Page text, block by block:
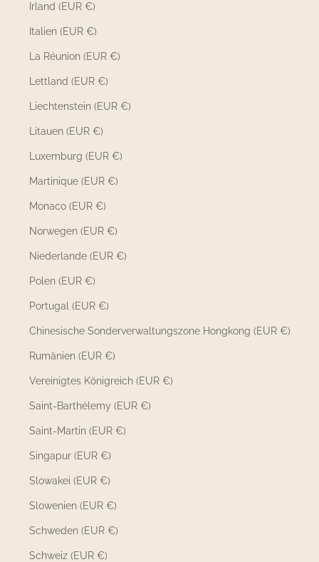
Irland (EUR €)
Italien (EUR €)
La Réunion (EUR €)
Lettland (EUR €)
Liechtenstein (EUR €)
Litauen (EUR €)
Luxemburg (EUR €)
Martinique (EUR €)
Monaco (EUR €)
Norwegen (EUR €)
Niederlande (EUR €)
Polen (EUR €)
Portugal (EUR €)
Chinesische Sonderverwaltungszone Hongkong (EUR €)
Rumänien (EUR €)
Vereinigtes Königreich (EUR €)
Saint-Barthélemy (EUR €)
Saint-Martin (EUR €)
Singapur (EUR €)
Slowakei (EUR €)
Slowenien (EUR €)
Schweden (EUR €)
Schweiz (EUR €)